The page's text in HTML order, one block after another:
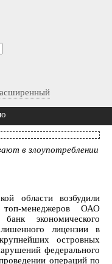
в злоупотреблении
области возбудили
менеджеров ОАО
экономического
лицензии в
островных
федерального
операций по